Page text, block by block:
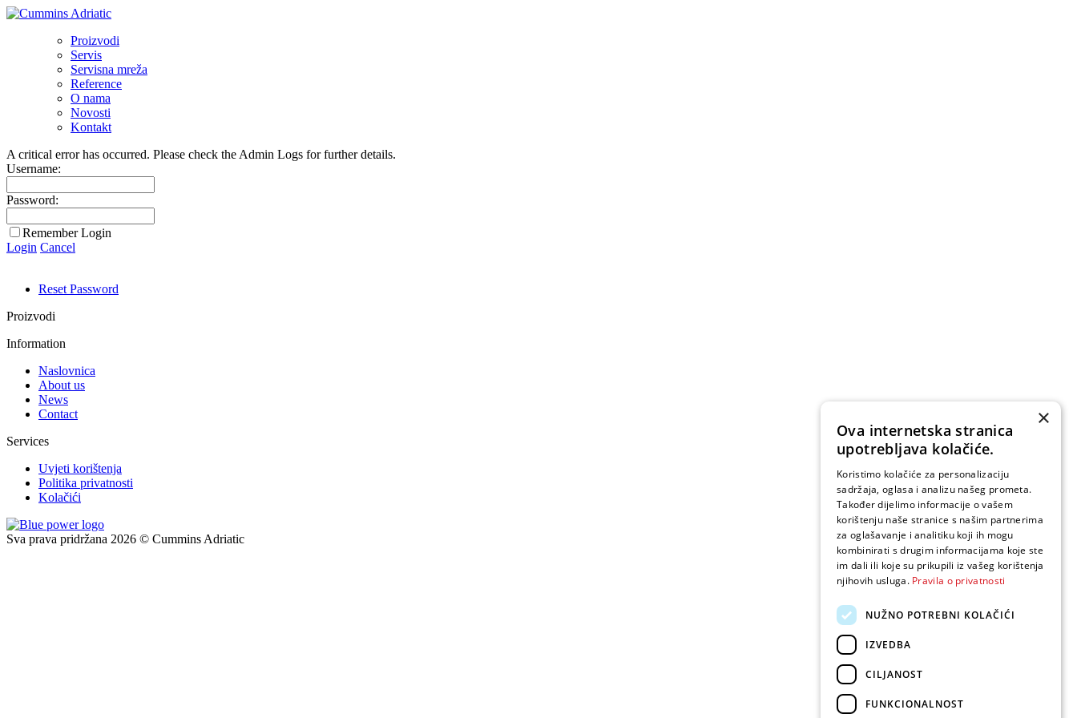
Proizvodi
Servis
Servisna mreža
Reference
O nama
Novosti
Kontakt
A critical error has occurred. Please check the Admin Logs for further details.
Username:
Password:
Remember Login
Login Cancel
Reset Password
Proizvodi
Information
Naslovnica
About us
News
Contact
Services
Uvjeti korištenja
Politika privatnosti
Kolačići
Sva prava pridržana 2026 © Cummins Adriatic
×
Ova internetska stranica
upotrebljava kolačiće.
Koristimo kolačiće za personalizaciju
sadržaja, oglasa i analizu našeg prometa.
Također dijelimo informacije o vašem
korištenju naše stranice s našim partnerima
za oglašavanje i analitiku koji ih mogu
kombinirati s drugim informacijama koje ste
im dali ili koje su prikupili iz vašeg korištenja
njihovih usluga. Pravila o privatnosti
NUŽNO POTREBNI KOLAČIĆI
IZVEDBA
CILJANOST
FUNKCIONALNOST